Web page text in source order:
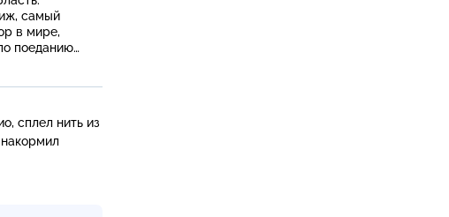
самый
в мире,
поеданию
сплел нить из